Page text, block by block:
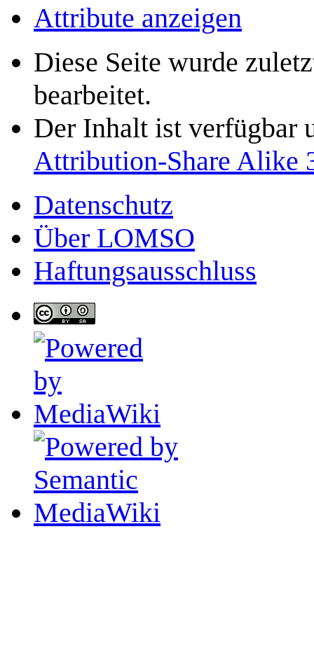
Attribute anzeigen
Diese Seite wurde
bearbeitet.
Der Inhalt ist verfügbar
Attribution-Share Alike
Datenschutz
Über LOMSO
Haftungsausschluss